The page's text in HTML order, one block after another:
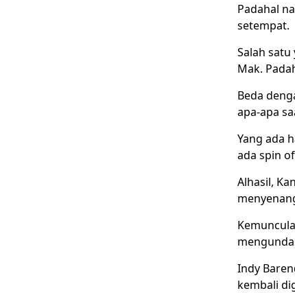
Padahal
setempat.
Salah
Mak.
Beda
apa-apa
Yang ada
ada spin
Alhasil,
Indy
kembali